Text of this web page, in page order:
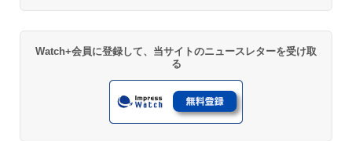
Watch+会員に登録して、当サイトのニュースレターを受け取
る